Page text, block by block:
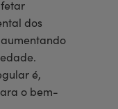
dos
aumentando
é,
o bem-